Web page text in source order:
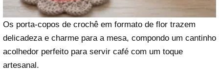
Os porta-copos de crochê em formato de flor trazem
delicadeza e charme para a mesa, compondo um cantinho
acolhedor perfeito para servir café com um toque
artesanal.